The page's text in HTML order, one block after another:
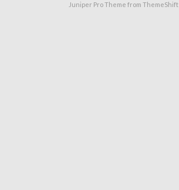
Juniper Pro Theme from ThemeShift